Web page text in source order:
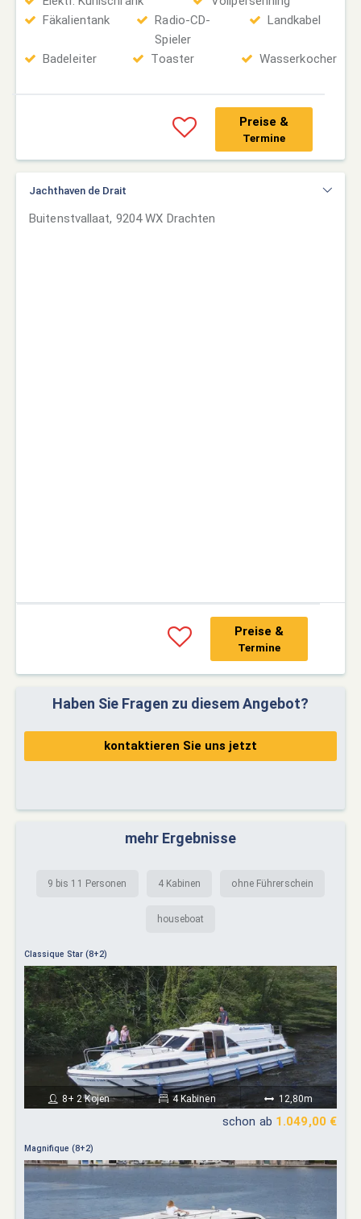
Fäkalientank
Radio-CD-
Spieler
Landkabel
Badeleiter Toaster Wasserkocher
Preise &
Termine
Jachthaven de Drait
Buitenstvallaat, 9204 WX Drachten
Preise &
Termine
Haben Sie Fragen zu diesem Angebot?
kontaktieren Sie uns jetzt
mehr Ergebnisse
9 bis 11 Personen 4 Kabinen ohne Führerschein
houseboat
Classique Star (8+2)
8+ 2 Kojen 4 Kabinen 12,80m
schon ab 1.049,00 €
Magnifique (8+2)